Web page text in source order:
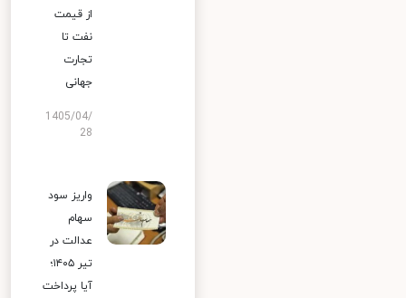
از قیمت
نفت تا
تجارت
جهانی
1405/04/
28
واریز سود
سهام
عدالت در
تیر ۱۴۰۵؛
آیا پرداخت